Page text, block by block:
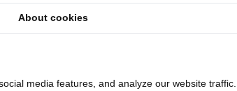
glazen kom met stand –
een
About cookies
media features, and analyze our website